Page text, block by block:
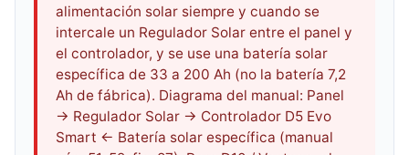
alimentación solar siempre y cuando se
intercale un Regulador Solar entre el panel y
el controlador, y se use una batería solar
específica de 33 a 200 Ah (no la batería 7,2
Ah de fábrica). Diagrama del manual: Panel
→ Regulador Solar → Controlador D5 Evo
Smart ← Batería solar específica (manual